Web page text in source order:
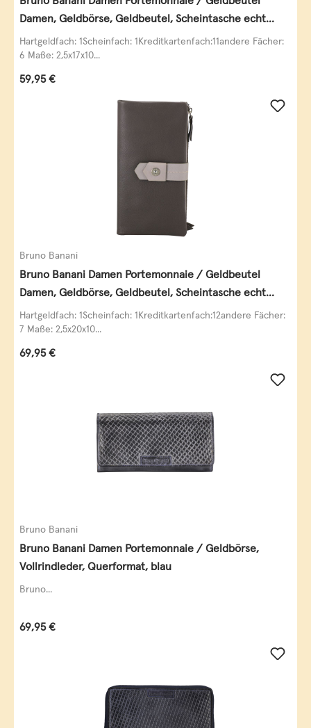
Damen, Geldbörse, Geldbeutel, Scheintasche echt
Leder
Hartgeldfach: 1Scheinfach: 1Kreditkartenfach:11andere Fächer:
6 Maße: 2,5x17x10...
Regulärer Preis:
59,95 €
Bruno Banani
Bruno Banani Damen Portemonnaie / Geldbeutel
Damen, Geldbörse, Geldbeutel, Scheintasche echt
Leder
Hartgeldfach: 1Scheinfach: 1Kreditkartenfach:12andere Fächer:
7 Maße: 2,5x20x10...
Regulärer Preis:
69,95 €
Bruno Banani
Bruno Banani Damen Portemonnaie / Geldbörse,
Vollrindleder, Querformat, blau
Bruno...
Regulärer Preis:
69,95 €